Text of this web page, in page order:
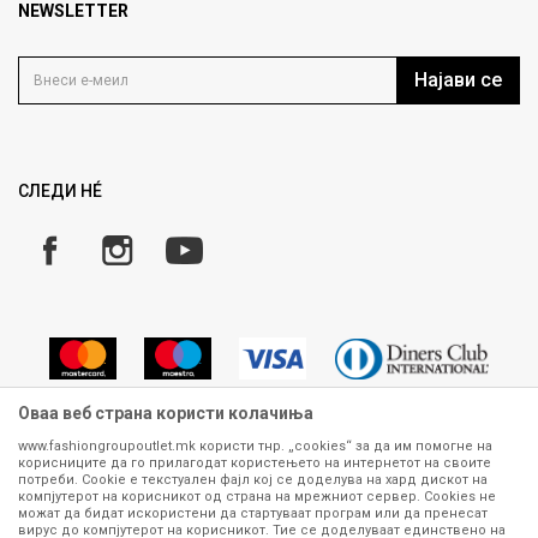
Продавница
Кариера
Политика на приватност
Како да купите
Замена и рефундација на производи
Плаќање
NEWSLETTER
Најави се
СЛЕДИ НÉ
Сите информации околу производите кои се изложени на нашата
онлајн продавница се стремиме да бидат конкретни, точни и прецизни,
меѓутоа не можеме да гарантираме дека се без ниту една грешка или
Оваа веб страна користи колачиња
www.fashiongroupoutlet.mk користи тнр. „cookies“ за да им помогне на
корисниците да го прилагодат користењето на интернетот на своите
потреби. Cookie е текстуален фајл кој се доделува на хард дискот на
компјутерот на корисникот од страна на мрежниот сервер. Cookies не
можат да бидат искористени да стартуваат програм или да пренесат
вирус до компјутерот на корисникот. Тие се доделуваат единствено на